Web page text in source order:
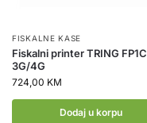
FISKALNE KASE
Fiskalni printer TRING FP1C
3G/4G
724,00 KM
Dodaj u korpu